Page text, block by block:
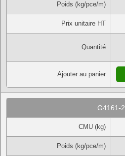
Poids (kg/pce/m)
Prix unitaire HT
Quantité
Ajouter au panier
G4161-2
CMU (kg)
Poids (kg/pce/m)